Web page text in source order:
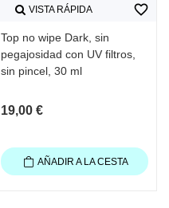
VISTA RÁPIDA
Top no wipe Dark, sin
pegajosidad con UV filtros,
sin pincel, 30 ml
19,00 €
favorite_border
AÑADIR A LA CESTA